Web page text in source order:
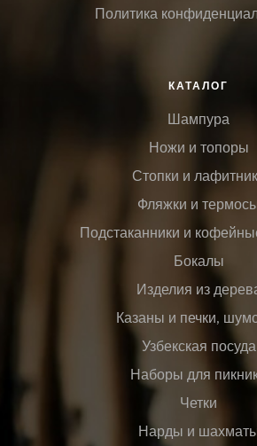
Политика
КАТАЛОГ
Шампура
Ножи и топоры
Стопки и
Фляжки и
Подстаканники и
Бокалы
Изделия из
Казаны и печки,
Узбекская посуда
Наборы для
Четки
Нарды и